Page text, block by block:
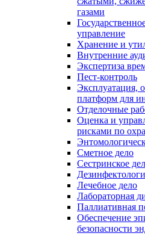
газами
управление
Хранение и
Внутренние
Экспертиза
Пест-контроль
Эксплуатация,
платформ для
Отделочные
Оценка и
рисками по
Сметное дело
Сестринское
Лечебное дело
Лабораторная
Паллиативная
Обеспечение
безопасности